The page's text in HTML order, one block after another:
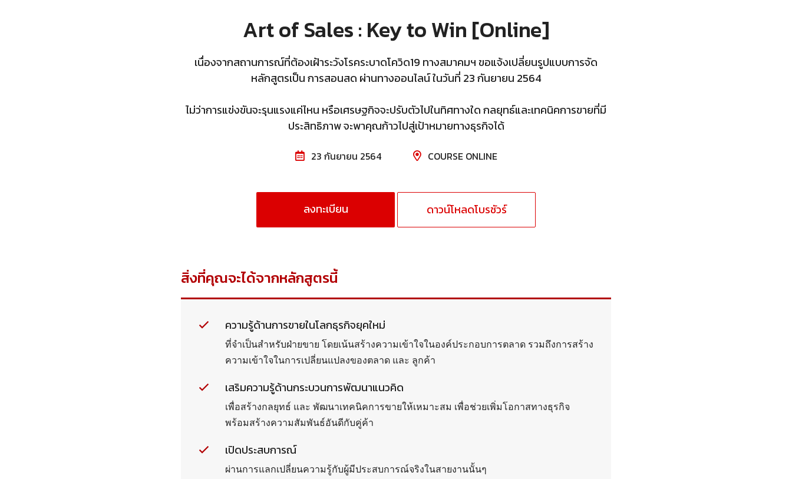
Art of Sales : Key to Win [Online]
เนื่องจากสถานการณ์ที่ต้องเฝ้าระวังโรคระบาดโควิด19 ทางสมาคมฯ ขอแจ้งเปลี่ยนรูปแบบการจัด
หลักสูตรเป็น การสอนสด ผ่านทางออนไลน์ ในวันที่ 23 กันยายน 2564
ไม่ว่าการแข่งขันจะรุนแรงแค่ไหน หรือเศรษฐกิจจะปรับตัวไปในทิศทางใด กลยุทธ์และเทคนิคการขายที่มี
ประสิทธิภาพ จะพาคุณก้าวไปสู่เป้าหมายทางธุรกิจได้
23 กันยายน 2564 COURSE ONLINE
ลงทะเบียน ดาวน์โหลดโบรชัวร์
สิ่งที่คุณจะได้จากหลักสูตรนี้
ความรู้ด้านการขายในโลกธุรกิจยุคใหม่
ที่จำเป็นสำหรับฝ่ายขาย โดยเน้นสร้างความเข้าใจในองค์ประกอบการตลาด รวมถึงการสร้าง
ความเข้าใจในการเปลี่ยนแปลงของตลาด และ ลูกค้า
เสริมความรู้ด้านกระบวนการพัฒนาแนวคิด
เพื่อสร้างกลยุทธ์ และ พัฒนาเทคนิคการขายให้เหมาะสม เพื่อช่วยเพิ่มโอกาสทางธุรกิจ
พร้อมสร้างความสัมพันธ์อันดีกับคู่ค้า
เปิดประสบการณ์
ผ่านการแลกเปลี่ยนความรู้กับผู้มีประสบการณ์จริงในสายงานนั้นๆ